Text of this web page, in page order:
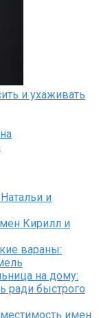
и ухаживать
и
Кирилл и
вараны:
на дому:
ради быстрого
имен